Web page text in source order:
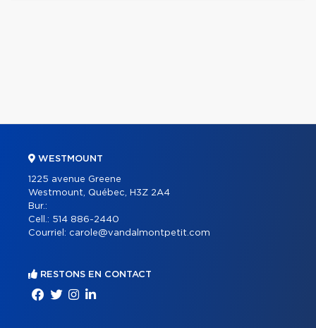
WESTMOUNT
1225 avenue Greene
Westmount, Québec, H3Z 2A4
Bur.:
Cell.: 514 886-2440
Courriel: carole@vandalmontpetit.com
RESTONS EN CONTACT